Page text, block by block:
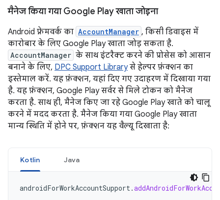
मैनेज किया गया Google Play खाता जोड़ना
Android फ़्रेमवर्क का AccountManager , किसी डिवाइस में
कारोबार के लिए Google Play खाता जोड़ सकता है.
AccountManager के साथ इंटरैक्ट करने की प्रोसेस को आसान
बनाने के लिए, DPC Support Libraryसे हेल्पर फ़ंक्शन का
इस्तेमाल करें. यह फ़ंक्शन, यहां दिए गए उदाहरण में दिखाया गया
है. यह फ़ंक्शन, Google Play सर्वर से मिले टोकन को मैनेज
करता है. साथ ही, मैनेज किए जा रहे Google Play खाते को चालू
करने में मदद करता है. मैनेज किया गया Google Play खाता
मान्य स्थिति में होने पर, फ़ंक्शन यह वैल्यू दिखाता है:
Kotlin Java
androidForWorkAccountSupport.